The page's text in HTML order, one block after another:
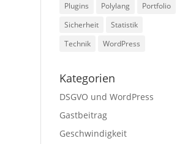
Plugins
Polylang
Portfolio
Sicherheit
Statistik
Technik
WordPress
Kategorien
DSGVO und WordPress
Gastbeitrag
Geschwindigkeit